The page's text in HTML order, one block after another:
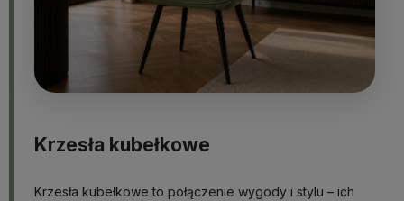
Krzesła kubełkowe
Krzesła kubełkowe to połączenie wygody i stylu – ich